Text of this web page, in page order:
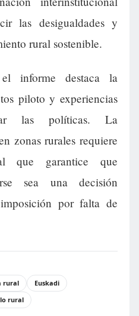
las desigualdades y
rural sostenible.
informe destaca la
piloto y experiencias
las políticas. La
zonas rurales requiere
que garantice que
sea una decisión
por falta de
rural
Euskadi
rural